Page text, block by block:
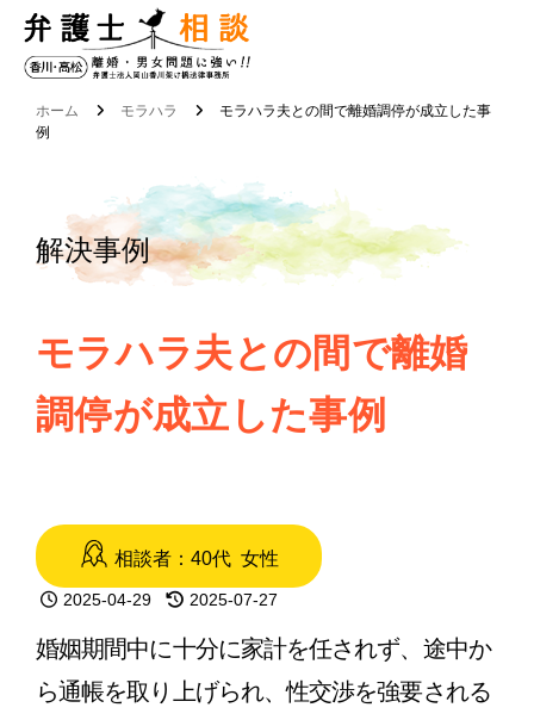
香
川
の
離
婚
男
女
問
強
い
護
士
ホーム モラハラ
モラハラ夫との間で離婚調停が成立した事
例
解決事例
モラハラ夫との間で離婚
調停が成立した事例
相談者：40代 女性
2025-04-29 2025-07-27
婚姻期間中に十分に家計を任されず、途中か
ら通帳を取り上げられ、性交渉を強要される